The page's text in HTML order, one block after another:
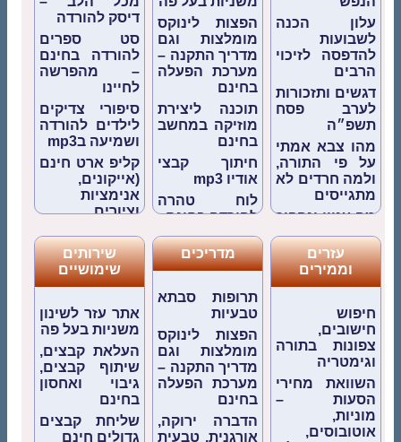
עלון הכנה
לשבועות
להדפסה לזיכוי
הרבים
דגשים ותזכורות
לערב פסח
תשפ״ה
מהו צבא אמתי
על פי התורה,
ולמה חרדים לא
מתגייסים
מה עניין ונהפוך
הוא?
איך עושים
תשובה אמתית
מכל הלב –
המסע לתכלית
של החיים
לימוד לעילוי
נשמת
הנפטרים
הפצות לינוקס
מומלצות וגם
מדריך התקנה –
מערכת הפעלה
בחינם
תוכנה ליצירת
מוזיקה במחשב
בחינם
חיתוך קבצי
אודיו mp3
לוח טהרה
להורדה בחינם
חיפוש
חישובים,
צפונות בתורה
תוכנה לשדכנים
– ניהול וארגון
שידוכים
תוכנה לניהול
מלאי בחינם
דיסק להורדה
סט ספרים
להורדה בחינם
– מהפרשה
לחיינו
סיפורי צדיקים
לילדים להורדה
ושמיעה בmp3
קליפ ארט חינם
(אייקונים,
אנימציות
וציורים
מוזיקת רקע
להורדה
ומנגינות בחינם
מסחרי)
פיטום הקטורת
להורדה
סדר הדלקת
נרות חנוכה
דפי צביעה
לילדים
עזרים
וממירים
חיפוש
חישובים,
צפונות בתורה
וגימטריה
השוואת מחירי
הסעות –
מוניות,
אוטובוסים,
מדריכים
תרופות סבתא
טבעיות
הפצות לינוקס
מומלצות וגם
מדריך התקנה –
מערכת הפעלה
בחינם
הדברה ירוקה,
אורגנית, טבעית
שירותים
שימושיים
אתר עזר לשינון
משניות בעל פה
העלאת קבצים,
שיתוף קבצים,
גיבוי ואחסון
בחינם
שליחת קבצים
גדולים חינם